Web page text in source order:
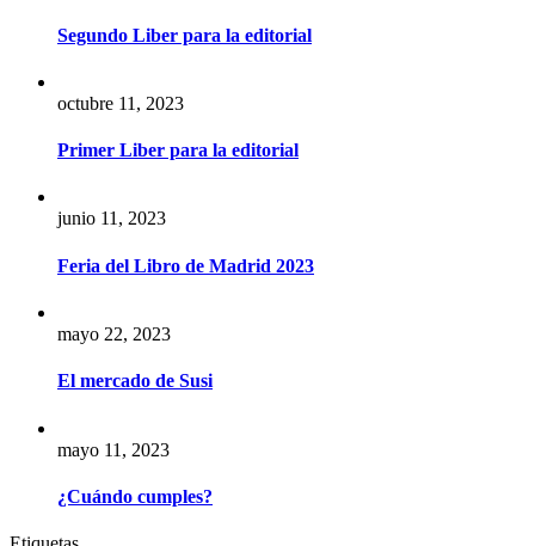
Segundo Liber para la editorial
octubre 11, 2023
Primer Liber para la editorial
junio 11, 2023
Feria del Libro de Madrid 2023
mayo 22, 2023
El mercado de Susi
mayo 11, 2023
¿Cuándo cumples?